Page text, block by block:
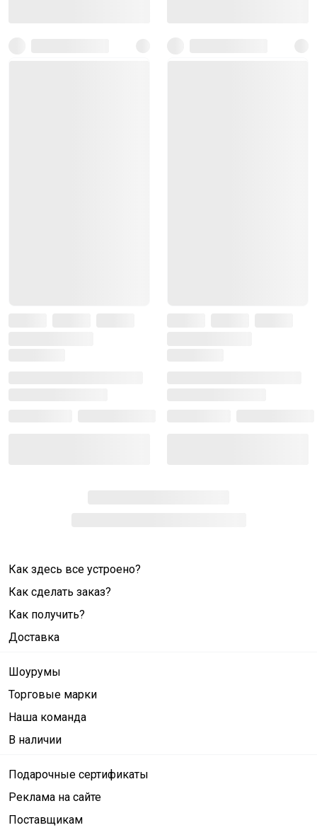
Как здесь все устроено?
Как сделать заказ?
Как получить?
Доставка
Шоурумы
Торговые марки
Наша команда
В наличии
Подарочные сертификаты
Реклама на сайте
Поставщикам